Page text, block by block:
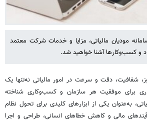
مودیان مالیاتی، مزایا و خدمات شرکت معتمد
و کسب‌وکارها آشنا خواهید شد.
شفافیت، دقت و سرعت در امور مالیاتی نه‌تنها یک
برای موفقیت هر سازمان و کسب‌وکاری شناخته
به‌عنوان یکی از ابزارهای کلیدی برای تحول نظام
مالی و کاهش خطاهای انسانی، طراحی و اجرا